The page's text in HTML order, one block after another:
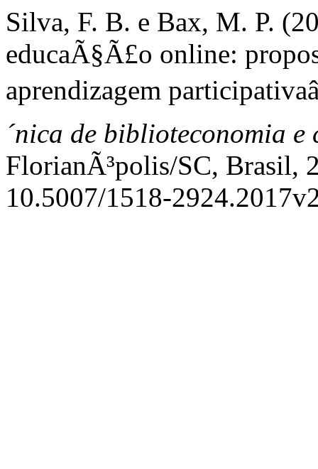
Silva, F. B. e Bax, M. P.
educaÃ§Ã£o online:
aprendizagem
´nica de biblioteconomia
FlorianÃ³polis/SC, Brasil,
10.5007/1518-